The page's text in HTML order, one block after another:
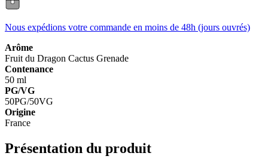
Nous expédions votre commande en moins de 48h (jours ouvrés)
Arôme
Fruit du Dragon Cactus Grenade
Contenance
50 ml
PG/VG
50PG/50VG
Origine
France
Présentation du produit